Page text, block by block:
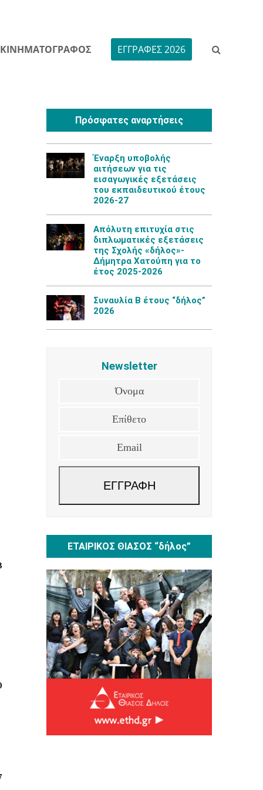
ΚΙΝΗΜΑΤΟΓΡΑΦΟΣ ΕΓΓΡΑΦΕΣ 2026
Πρόσφατες αναρτήσεις
Έναρξη υποβολής
αιτήσεων για τις
εισαγωγικές εξετάσεις
του εκπαιδευτικού έτους
2026-27
Aπόλυτη επιτυχία στις
διπλωματικές εξετάσεις
της Σχολής «δήλος»-
Δήμητρα Χατούπη για το
έτος 2025-2026
Συναυλία Β έτους “δήλος”
2026
Newsletter
ΕΓΓΡΑΦΗ
ΕΤΑΙΡΙΚΟΣ ΘΙΑΣΟΣ “δήλος”